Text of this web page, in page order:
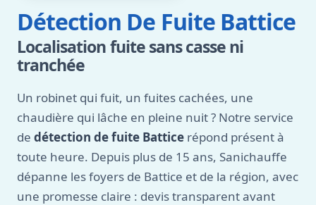
Détection De Fuite Battice
Localisation fuite sans casse ni
tranchée
Un robinet qui fuit, un fuites cachées, une
chaudière qui lâche en pleine nuit ? Notre service
de détection de fuite Battice répond présent à
toute heure. Depuis plus de 15 ans, Sanichauffe
dépanne les foyers de Battice et de la région, avec
une promesse claire : devis transparent avant